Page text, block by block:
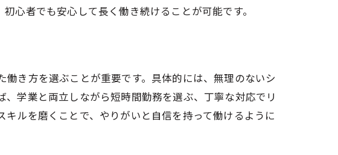
魅力
体験談
サポート
心者でも安心して長く働き続けることが可能です。
き方を選ぶことが重要です。具体的には、無理のないシ
学業と両立しながら短時間勤務を選ぶ、丁寧な対応でリ
ルを磨くことで、やりがいと自信を持って働けるように